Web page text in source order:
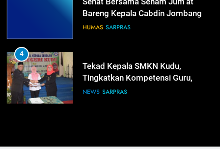
Bareng Kepala Cabdin Jombang
HUMAS SARPRAS
4
Tekad Kepala SMKN Kudu,
Tingkatkan Kompetensi Guru,
Bangun Infrastruktur IT
NEWS SARPRAS